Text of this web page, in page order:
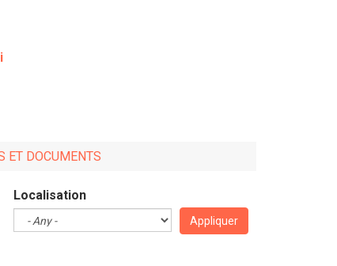
ET DOCUMENTS
Localisation
Appliquer